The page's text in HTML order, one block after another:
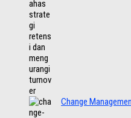
Change